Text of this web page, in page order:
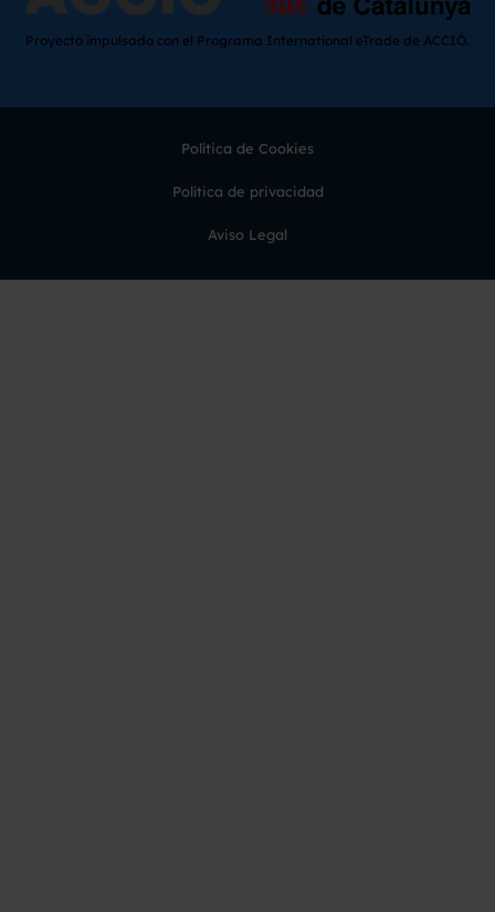
Proyecto impulsado con el Programa International eTrade de ACCIÓ.
Política de Cookies
Política de privacidad
Aviso Legal